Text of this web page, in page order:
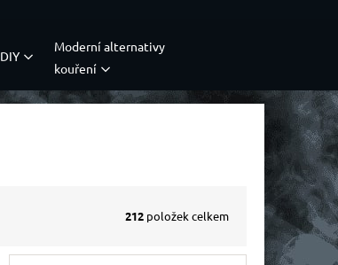
DIY
Moderní alternativy
kouření
212 položek celkem